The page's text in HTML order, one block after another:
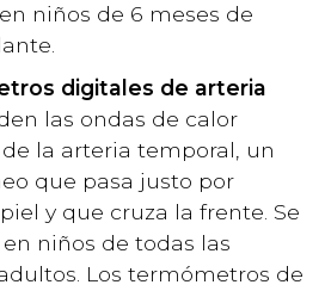
niños de 6 meses de
digitales de arteria
las ondas de calor
la arteria temporal, un
que pasa justo por
y que cruza la frente. Se
niños de todas las
Los termómetros de